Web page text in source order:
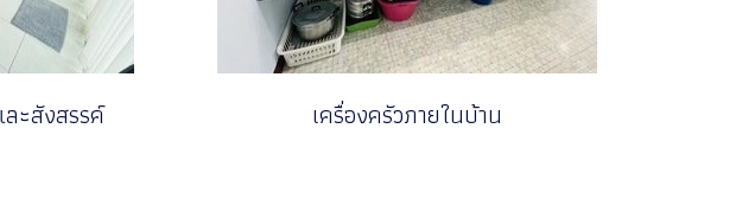
ละสังสรรค์ เครื่องครัวภายในบ้าน